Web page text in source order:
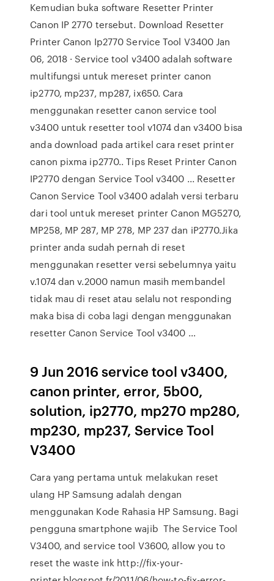
Kemudian buka software Resetter Printer
Canon IP 2770 tersebut. Download Resetter
Printer Canon Ip2770 Service Tool V3400 Jan
06, 2018 · Service tool v3400 adalah software
multifungsi untuk mereset printer canon
ip2770, mp237, mp287, ix650. Cara
menggunakan resetter canon service tool
v3400 untuk resetter tool v1074 dan v3400 bisa
anda download pada artikel cara reset printer
canon pixma ip2770.. Tips Reset Printer Canon
IP2770 dengan Service Tool v3400 ... Resetter
Canon Service Tool v3400 adalah versi terbaru
dari tool untuk mereset printer Canon MG5270,
MP258, MP 287, MP 278, MP 237 dan iP2770.Jika
printer anda sudah pernah di reset
menggunakan resetter versi sebelumnya yaitu
v.1074 dan v.2000 namun masih membandel
tidak mau di reset atau selalu not responding
maka bisa di coba lagi dengan menggunakan
resetter Canon Service Tool v3400 …
9 Jun 2016 service tool v3400,
canon printer, error, 5b00,
solution, ip2770, mp270 mp280,
mp230, mp237, Service Tool
V3400
Cara yang pertama untuk melakukan reset
ulang HP Samsung adalah dengan
menggunakan Kode Rahasia HP Samsung. Bagi
pengguna smartphone wajib The Service Tool
V3400, and service tool V3600, allow you to
reset the waste ink http://fix-your-